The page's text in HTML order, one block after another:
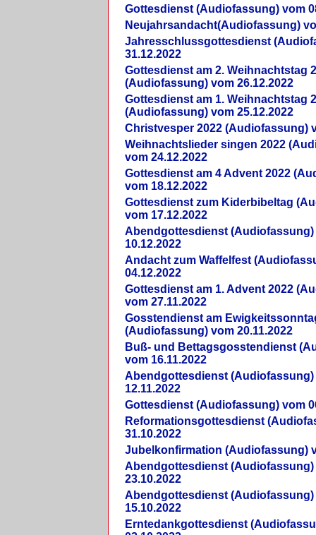
Gottesdienst (Audiofassung) vom
Neujahrsandacht(Audiofassung)
Jahresschlussgottesdienst
31.12.2022
Gottesdienst am 2. Weihnachtstag
(Audiofassung) vom 26.12.2022
Gottesdienst am 1. Weihnachtstag
(Audiofassung) vom 25.12.2022
Christvesper 2022 (Audiofassung)
Weihnachtslieder singen 2022
vom 24.12.2022
Gottesdienst am 4 Advent 2022
vom 18.12.2022
Gottesdienst zum Kiderbibeltag
vom 17.12.2022
Abendgottesdienst (Audiofassung)
10.12.2022
Andacht zum Waffelfest
04.12.2022
Gottesdienst am 1. Advent 2022
vom 27.11.2022
Gosstendienst am
(Audiofassung) vom 20.11.2022
Buß- und Bettagsgosstendienst
vom 16.11.2022
Abendgottesdienst (Audiofassung)
12.11.2022
Gottesdienst (Audiofassung) vom
Reformationsgottesdienst
31.10.2022
Jubelkonfirmation (Audiofassung)
Abendgottesdienst (Audiofassung)
23.10.2022
Abendgottesdienst (Audiofassung)
15.10.2022
Erntedankgottesdienst